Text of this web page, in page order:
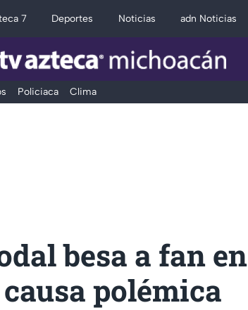
7 Deportes Noticias adn Noticias
Policiaca Clima
besa a fan en
polémica